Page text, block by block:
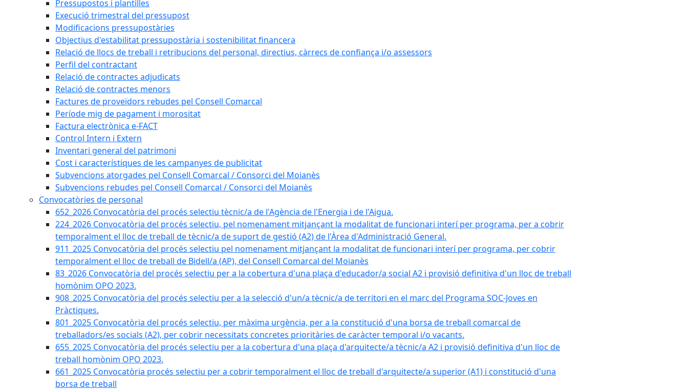
Pressupostos i plantilles
Execució trimestral del pressupost
Modificacions pressupostàries
Objectius d'estabilitat pressupostària i sostenibilitat financera
Relació de llocs de treball i retribucions del personal, directius, càrrecs de confiança i/o assessors
Perfil del contractant
Relació de contractes adjudicats
Relació de contractes menors
Factures de proveïdors rebudes pel Consell Comarcal
Període mig de pagament i morositat
Factura electrònica e-FACT
Control Intern i Extern
Inventari general del patrimoni
Cost i característiques de les campanyes de publicitat
Subvencions atorgades pel Consell Comarcal / Consorci del Moianès
Subvencions rebudes pel Consell Comarcal / Consorci del Moianès
Convocatòries de personal
652_2026 Convocatòria del procés selectiu tècnic/a de l'Agència de l'Energia i de l'Aigua.
224_2026 Convocatòria del procés selectiu, pel nomenament mitjançant la modalitat de funcionari interí per programa, per a cobrir
temporalment el lloc de treball de tècnic/a de suport de gestió (A2) de l'Àrea d'Administració General.
911_2025 Convocatòria del procés selectiu pel nomenament mitjançant la modalitat de funcionari interí per programa, per cobrir
temporalment el lloc de treball de Bidell/a (AP), del Consell Comarcal del Moianès
83_2026 Convocatòria del procés selectiu per a la cobertura d'una plaça d'educador/a social A2 i provisió definitiva d'un lloc de treball
homònim OPO 2023.
908_2025 Convocatòria del procés selectiu per a la selecció d'un/a tècnic/a de territori en el marc del Programa SOC-Joves en
Pràctiques.
801_2025 Convocatòria del procés selectiu, per màxima urgència, per a la constitució d'una borsa de treball comarcal de
treballadors/es socials (A2), per cobrir necessitats concretes prioritàries de caràcter temporal i/o vacants.
655_2025 Convocatòria del procés selectiu per a la cobertura d'una plaça d'arquitecte/a tècnic/a A2 i provisió definitiva d'un lloc de
treball homònim OPO 2023.
661_2025 Convocatòria procés selectiu per a cobrir temporalment el lloc de treball d'arquitecte/a superior (A1) i constitució d'una
borsa de treball